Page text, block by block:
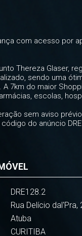
com acesso por
Thereza Glaser,
sendo uma
A 7km do maior
escolas,
sem aviso prévio
do anúncio
DRE128.2
Rua Delício dal'Pra,
Atuba
CURITIBA